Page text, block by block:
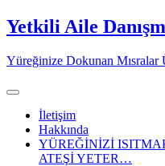
Skip
to
Yetkili Aile
Yüreğinize Dokunan Mısralar
İletişim
Hakkında
YÜREĞİNİZİ
ATEŞİ YETER…